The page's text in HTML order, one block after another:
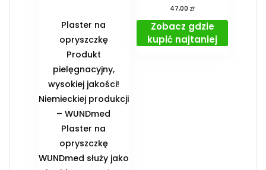
Plaster na
opryszczkę
Produkt
pielęgnacyjny,
wysokiej jakości!
Niemieckiej produkcji
– WUNDmed
Plaster na
opryszczkę
WUNDmed służy jako
47,00zł
Zobacz gdzie
kupić najtaniej